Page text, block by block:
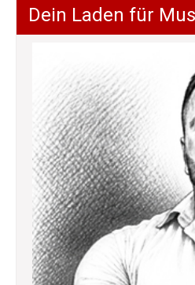
Dein Laden für